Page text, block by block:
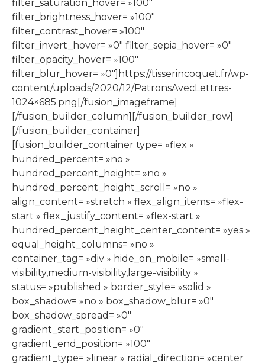
filter_saturation_hover= »100″
filter_brightness_hover= »100″
filter_contrast_hover= »100″
filter_invert_hover= »0″ filter_sepia_hover= »0″
filter_opacity_hover= »100″
filter_blur_hover= »0″]https://tisserincoquet.fr/wp-
content/uploads/2020/12/PatronsAvecLettres-
1024×685.png[/fusion_imageframe]
[/fusion_builder_column][/fusion_builder_row]
[/fusion_builder_container]
[fusion_builder_container type= »flex »
hundred_percent= »no »
hundred_percent_height= »no »
hundred_percent_height_scroll= »no »
align_content= »stretch » flex_align_items= »flex-
start » flex_justify_content= »flex-start »
hundred_percent_height_center_content= »yes »
equal_height_columns= »no »
container_tag= »div » hide_on_mobile= »small-
visibility,medium-visibility,large-visibility »
status= »published » border_style= »solid »
box_shadow= »no » box_shadow_blur= »0″
box_shadow_spread= »0″
gradient_start_position= »0″
gradient_end_position= »100″
gradient_type= »linear » radial_direction= »center